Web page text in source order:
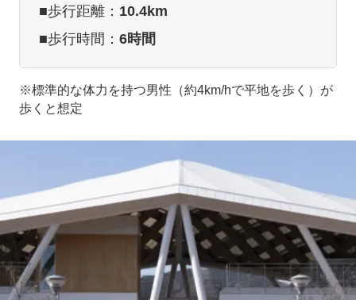
■歩行距離： 10.4km
■歩行時間： 6時間
※標準的な体力を持つ男性（約4km/hで平地を歩く）が
歩くと想定